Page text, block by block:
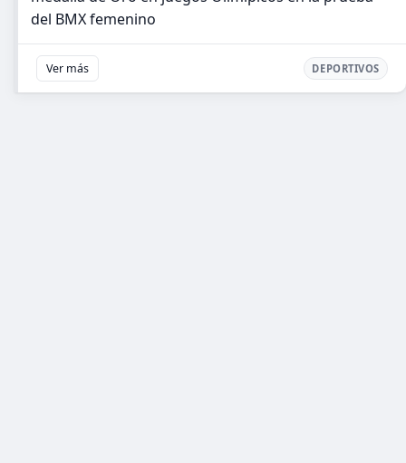
del BMX femenino
Ver más DEPORTIVOS